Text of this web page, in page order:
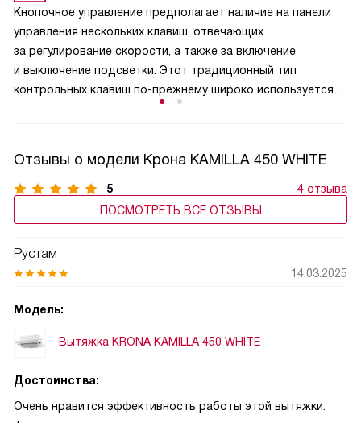
неприятных запахов, из вентиляционного канала на кухню
может попасть пыль. Эта функция полезна и для частных
домовладений, поскольку не дает попасть в помещение
аллергенной пыльце растений и вредным насекомым.
Кнопочное управление предполагает наличие на панели
управления нескольких клавиш, отвечающих
за регулирование скорости, а также за включение
и выключение подсветки. Этот традиционный тип
контрольных клавиш по-прежнему широко используется,
включения-выключения и безупречно служат весь период
использования изделия.
Отзывы о модели Крона KAMILLA 450 WHITE
5
4 отзыва
ПОСМОТРЕТЬ ВСЕ ОТЗЫВЫ
Рустам
14.03.2025
Модель:
Вытяжка KRONA KAMILLA 450 WHITE
Достоинства:
Очень нравится эффективность работы этой вытяжки.